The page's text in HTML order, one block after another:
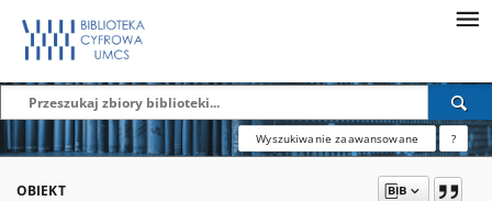
Wyszukiwanie zaawansowane ?
OBIEKT